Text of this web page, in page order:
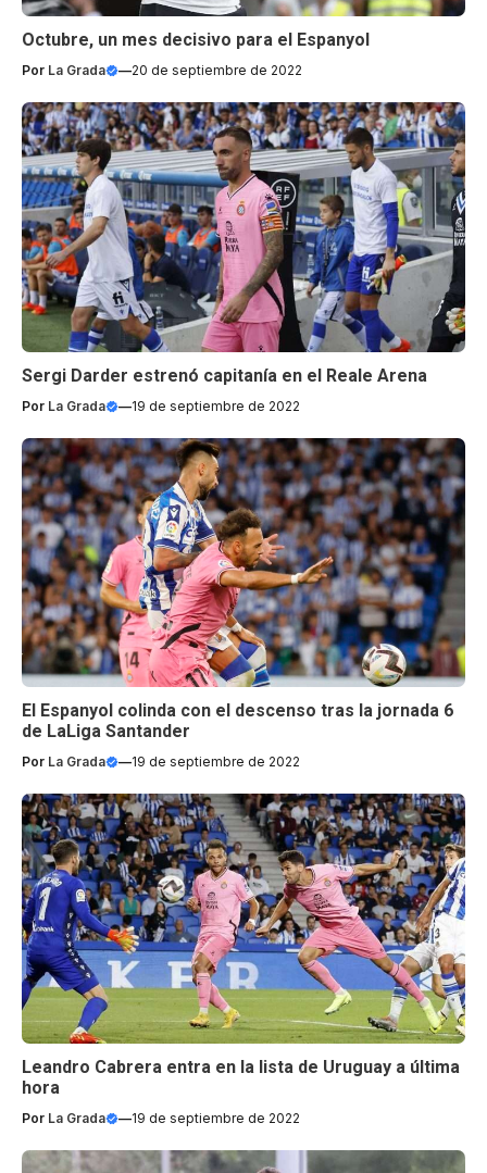
Octubre, un mes decisivo para el Espanyol
Por La Grada —20 de septiembre de 2022
Sergi Darder estrenó capitanía en el Reale Arena
Por La Grada —19 de septiembre de 2022
El Espanyol colinda con el descenso tras la jornada 6
de LaLiga Santander
Por La Grada —19 de septiembre de 2022
Leandro Cabrera entra en la lista de Uruguay a última
hora
Por La Grada —19 de septiembre de 2022